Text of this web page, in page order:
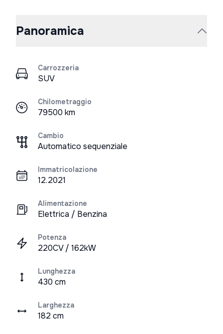
Panoramica
Carrozzeria
SUV
Chilometraggio
79500 km
Cambio
Automatico sequenziale
Immatricolazione
12.2021
Alimentazione
Elettrica / Benzina
Potenza
220CV / 162kW
Lunghezza
430 cm
Larghezza
182 cm